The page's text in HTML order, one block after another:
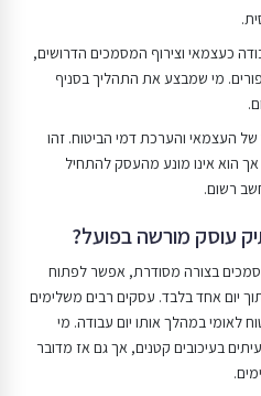
כעצמאי וצירוף המסמכים הדרושים,
מי שמבצע את התהליך בסניף
העצמאי והערכת דמי הביטוח. זהו
הוא אינו מונע מהעסק להתחיל
רשום.
עוסק מורשה בפועל?
בצורה מסודרת, אפשר לפתוח
יום אחד בלבד. עסקים רבים משלימים
במהלך אותו יום עבודה. מי
בעיכובים קטנים, אך גם אז מדובר